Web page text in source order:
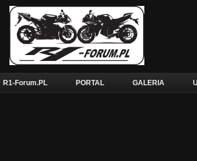
R1-Forum.PL PORTAL GALERIA